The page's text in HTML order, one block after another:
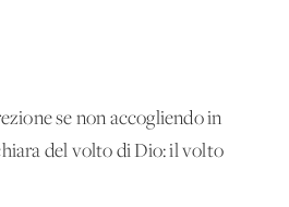
se non accogliendo in
del volto di Dio: il volto